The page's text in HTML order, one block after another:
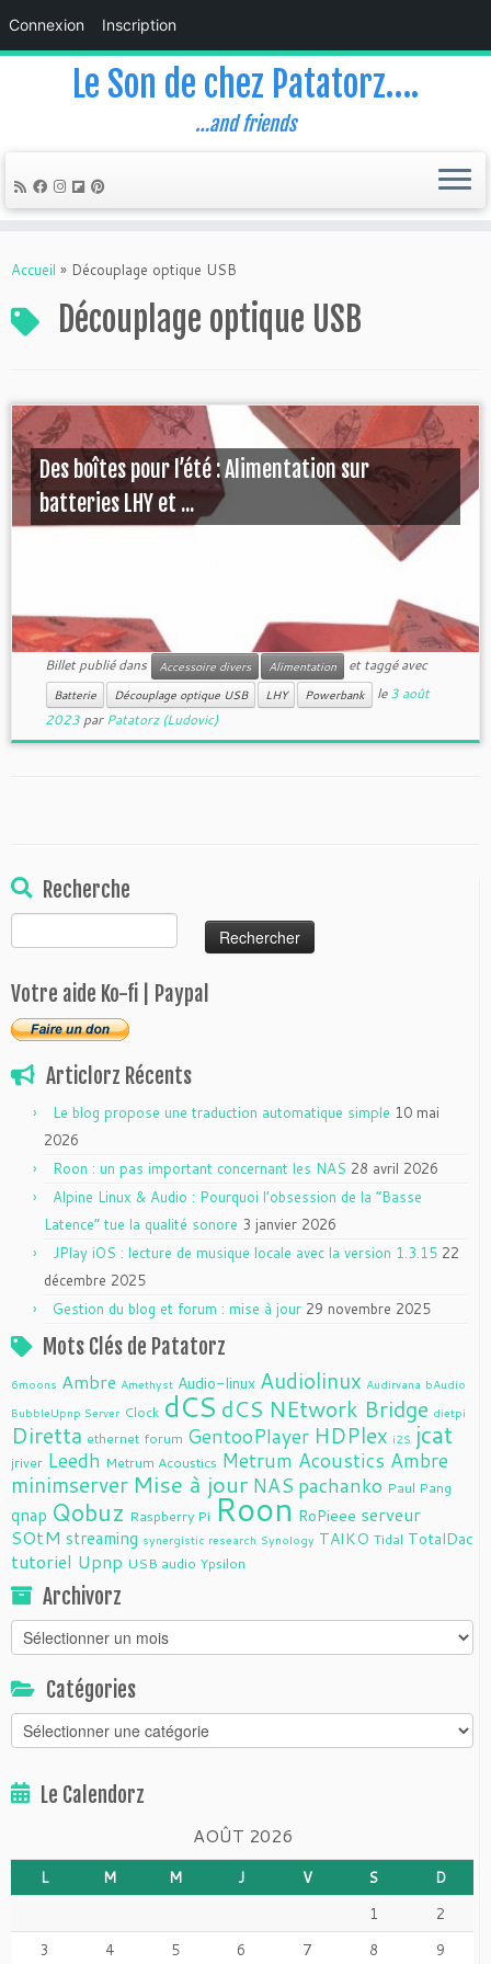
Connexion Inscription
Le Son de chez Patatorz….
…and friends
Accueil » Découplage optique USB
Découplage optique USB
Des boîtes pour l’été : Alimentation sur
batteries LHY et ...
Billet publié dans Accessoire divers Alimentation et taggé avec
Batterie Découplage optique USB LHY Powerbank le3 août
2023 parPatatorz (Ludovic)
Recherche
Votre aide Ko-fi | Paypal
Articlorz Récents
Le blog propose une traduction automatique simple 10 mai
2026
Roon : un pas important concernant les NAS 28 avril 2026
Alpine Linux & Audio : Pourquoi l’obsession de la “Basse
Latence” tue la qualité sonore 3 janvier 2026
JPlay iOS : lecture de musique locale avec la version 1.3.15 22
décembre 2025
Gestion du blog et forum : mise à jour 29 novembre 2025
Mots Clés de Patatorz
6moons Ambre Amethyst Audio-linux Audiolinux Audirvana bAudio
BubbleUpnp Server Clock dCS dCS NEtwork Bridge dietpi
Diretta ethernet forum GentooPlayer HDPlex i2S jcat
jriver Leedh Metrum Acoustics Metrum Acoustics Ambre
minimserver Mise à jour NAS pachanko Paul Pang
qnap Qobuz Raspberry Pi Roon RoPieee serveur
SOtM streaming synergistic research Synology TAIKO Tidal TotalDac
tutoriel Upnp USB audio Ypsilon
Archivorz
Archivorz
Catégories
Catégories
Le Calendorz
AOÛT 2026
L M M J V S
D
1
2
3
4 5 6 7 8 9